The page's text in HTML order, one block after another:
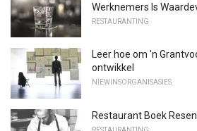
Werknemers Is
RESTAURANTING
Leer hoe om 'n
ontwikkel
NIEWINSORGANISASIES
Restaurant Boek